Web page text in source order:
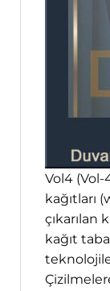
Vol4 (Vol-
kağıtları
çıkarılan
kağıt